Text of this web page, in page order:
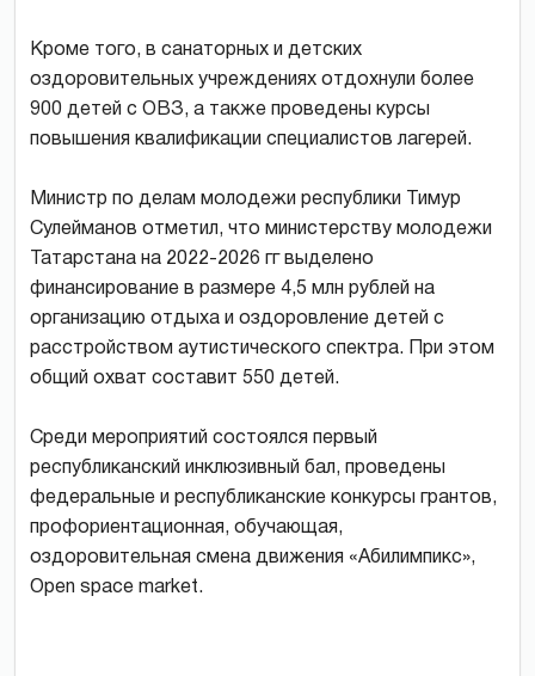
Кроме того, в санаторных и детских
оздоровительных учреждениях отдохнули более
900 детей с ОВЗ, а также проведены курсы
повышения квалификации специалистов лагерей.
Министр по делам молодежи республики Тимур
Сулейманов отметил, что министерству молодежи
Татарстана на 2022-2026 гг выделено
финансирование в размере 4,5 млн рублей на
организацию отдыха и оздоровление детей с
расстройством аутистического спектра. При этом
общий охват составит 550 детей.
Среди мероприятий состоялся первый
республиканский инклюзивный бал, проведены
федеральные и республиканские конкурсы грантов,
профориентационная, обучающая,
оздоровительная смена движения «Абилимпикс»,
Open space market.